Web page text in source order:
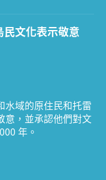
文化表示敬意
水域的原住民和托雷
意，並承認他們對文
年。